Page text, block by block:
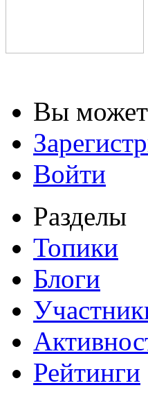
Вы
Войти
Разделы
Топики
Блоги
Рейтинги